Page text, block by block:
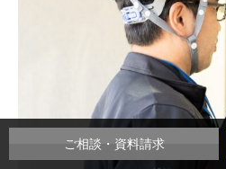
ご相談・資料請求